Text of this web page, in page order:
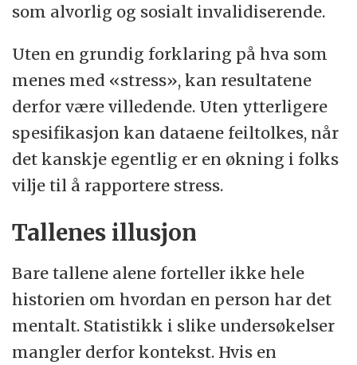
som alvorlig og sosialt invalidiserende.
Uten en grundig forklaring på hva som
menes med «stress», kan resultatene
derfor være villedende. Uten ytterligere
spesifikasjon kan dataene feiltolkes, når
det kanskje egentlig er en økning i folks
vilje til å rapportere stress.
Tallenes illusjon
Bare tallene alene forteller ikke hele
historien om hvordan en person har det
mentalt. Statistikk i slike undersøkelser
mangler derfor kontekst. Hvis en